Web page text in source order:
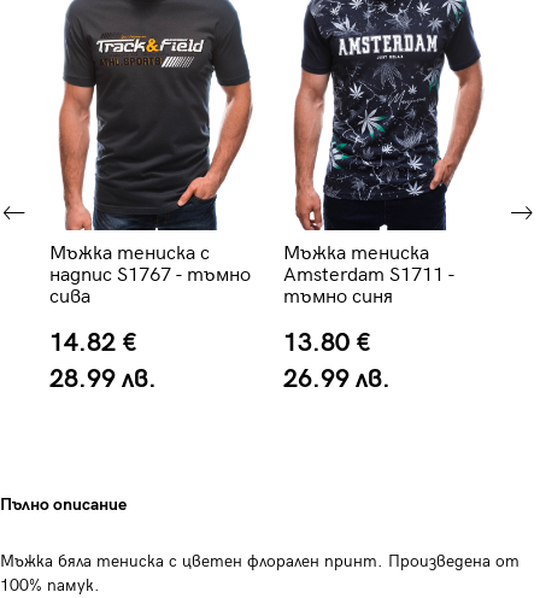
Мъжка тениска с
надпис S1767 - тъмно
сива
14.82 €
28.99 лв.
Мъжка тениска
Amsterdam S1711 -
тъмно синя
13.80 €
26.99 лв.
Пълно описание
Мъжка бяла тениска с цветен флорален принт. Произведена от
100% памук.